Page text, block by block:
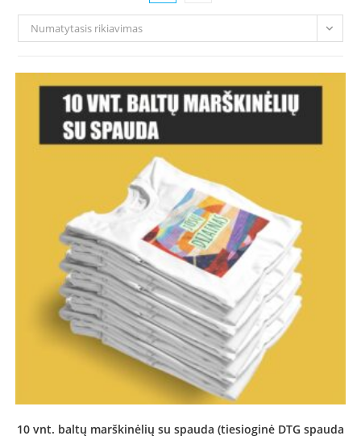
Numatytasis rikiavimas
10 vnt. baltų marškinėlių su spauda (tiesioginė DTG spauda